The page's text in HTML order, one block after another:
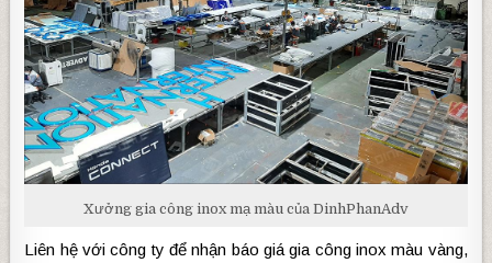
Xưởng gia công inox mạ màu của DinhPhanAdv
Liên hệ với công ty để nhận báo giá gia công inox màu vàng,